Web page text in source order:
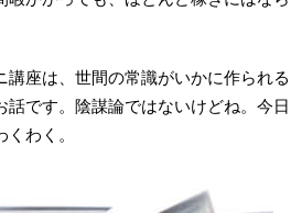
座は、世間の常識がいかに作られる
です。陰謀論ではないけどね。今日
わく。